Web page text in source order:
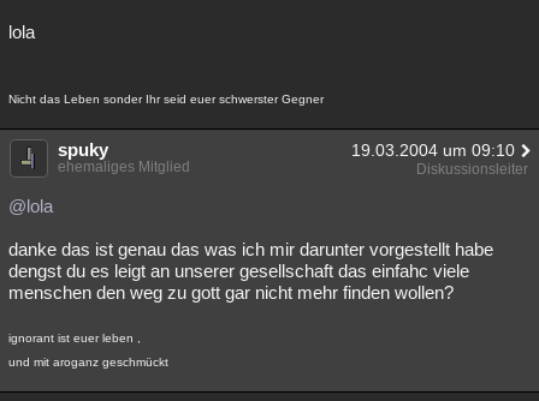
lola
Nicht das Leben sonder Ihr seid euer schwerster Gegner
spuky 19.03.2004 um 09:10
ehemaliges Mitglied Diskussionsleiter
@lola
danke das ist genau das was ich mir darunter vorgestellt habe
dengst du es leigt an unserer gesellschaft das einfahc viele
menschen den weg zu gott gar nicht mehr finden wollen?
ignorant ist euer leben ,
und mit aroganz geschmückt